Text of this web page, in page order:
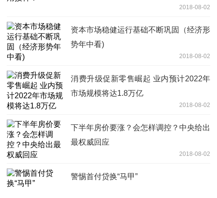
2018-08-02
资本市场稳健运行基础不断巩固（经济形
势年中看)
2018-08-02
消费升级促新零售崛起 业内预计2022年
市场规模将达1.8万亿
2018-08-02
下半年房价要涨？会怎样调控？中央给出
最权威回应
2018-08-02
警惕首付贷换“马甲”